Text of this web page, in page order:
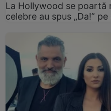
La Hollywood se poartă
celebre au spus „Da!” pe